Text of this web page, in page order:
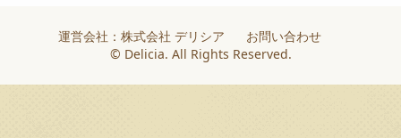
運営会社：株式会社 デリシア
お問い合わせ
© Delicia. All Rights Reserved.